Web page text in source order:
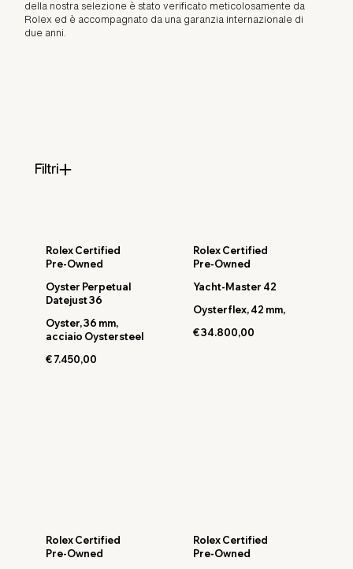
della nostra selezione è stato verificato meticolosamente da
Rolex ed è accompagnato da una garanzia internazionale di
due anni.
Filtri
Rolex Certified
Pre-Owned
Oyster Perpetual
Datejust 36
Oyster, 36 mm,
acciaio Oystersteel
€ 7.450,00
Rolex Certified
Pre-Owned
Yacht-Master 42
Oysterflex, 42 mm,
€ 34.800,00
Rolex Certified
Pre-Owned
Rolex Certified
Pre-Owned